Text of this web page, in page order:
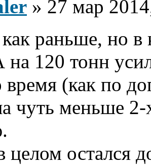
» 27 мар
раньше, но в
120 тонн
время (как по
чуть меньше
целом остался